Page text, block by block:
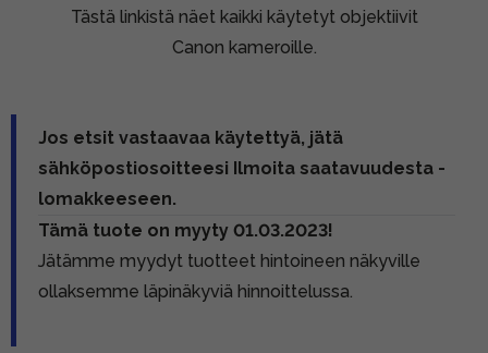
Tästä linkistä näet kaikki käytetyt objektiivit
Canon kameroille.
Jos etsit vastaavaa käytettyä, jätä
sähköpostiosoitteesi Ilmoita saatavuudesta -
lomakkeeseen.
Tämä tuote on myyty 01.03.2023!
Jätämme myydyt tuotteet hintoineen näkyville
ollaksemme läpinäkyviä hinnoittelussa.